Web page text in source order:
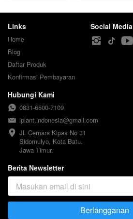
Links
Home
Blog
Daftar Produk
Konfirmasi Pembayaran
Social Media
Hubungi Kami
0831-6500-7109
iplant.indonesia@gmail.com
JL Cemara Kipas No 31
Sidomulyo, Kota Batu.
Jawa Timur.
Berita Newsletter
`Berlangganan